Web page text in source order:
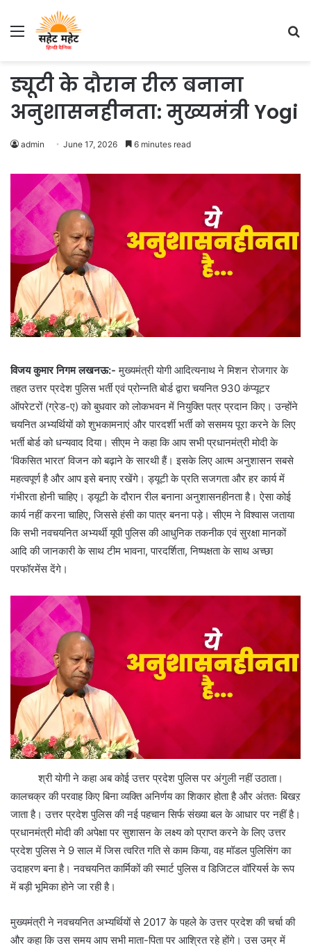
Menu
ड्यूटी के दौरान रील बनाना
अनुशासनहीनता: मुख्यमंत्री Yogi
admin June 17, 2026 6 minutes read
विजय कुमार निगम लखनऊ:- मुख्यमंत्री योगी आदित्यनाथ ने मिशन रोजगार के
तहत उत्तर प्रदेश पुलिस भर्ती एवं प्रोन्नति बोर्ड द्वारा चयनित 930 कंप्यूटर
ऑपरेटरों (ग्रेड-ए) को बुधवार को लोकभवन में नियुक्ति पत्र प्रदान किए। उन्होंने
चयनित अभ्यर्थियों को शुभकामनाएं और पारदर्शी भर्ती को ससमय पूरा करने के लिए
भर्ती बोर्ड को धन्यवाद दिया। सीएम ने कहा कि आप सभी प्रधानमंत्री मोदी के
‘विकसित भारत’ विजन को बढ़ाने के सारथी हैं। इसके लिए आत्म अनुशासन सबसे
महत्वपूर्ण है और आप इसे बनाए रखेंगे। ड्यूटी के प्रति सजगता और हर कार्य में
गंभीरता होनी चाहिए। ड्यूटी के दौरान रील बनाना अनुशासनहीनता है। ऐसा कोई
कार्य नहीं करना चाहिए, जिससे हंसी का पात्र बनना पड़े। सीएम ने विश्वास जताया
कि सभी नवचयनित अभ्यर्थी यूपी पुलिस की आधुनिक तकनीक एवं सुरक्षा मानकों
आदि की जानकारी के साथ टीम भावना, पारदर्शिता, निष्पक्षता के साथ अच्छा
परफॉरमेंस देंगे।
श्री योगी ने कहा अब कोई उत्तर प्रदेश पुलिस पर अंगुली नहीं उठाता।
कालचक्र की परवाह किए बिना व्यक्ति अनिर्णय का शिकार होता है और अंततः बिखऱ
जाता है। उत्तर प्रदेश पुलिस की नई पहचान सिर्फ संख्या बल के आधार पर नहीं है।
प्रधानमंत्री मोदी की अपेक्षा पर सुशासन के लक्ष्य को प्राप्त करने के लिए उत्तर
प्रदेश पुलिस ने 9 साल में जिस त्वरित गति से काम किया, वह मॉडल पुलिसिंग का
उदाहरण बना है। नवचयनित कार्मिकों की स्मार्ट पुलिस व डिजिटल वॉरियर्स के रूप
में बड़ी भूमिका होने जा रही है।
मुख्यमंत्री ने नवचयनित अभ्यर्थियों से 2017 के पहले के उत्तर प्रदेश की चर्चा की
और कहा कि उस समय आप सभी माता-पिता पर आश्रित रहे होंगे। उस उम्र में